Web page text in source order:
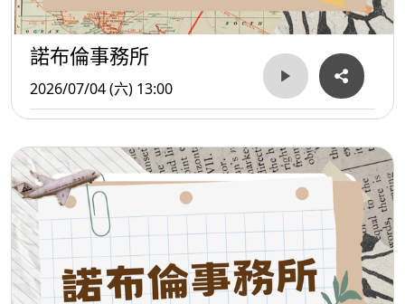
諾布倫事務所
2026/07/04 (六) 13:00